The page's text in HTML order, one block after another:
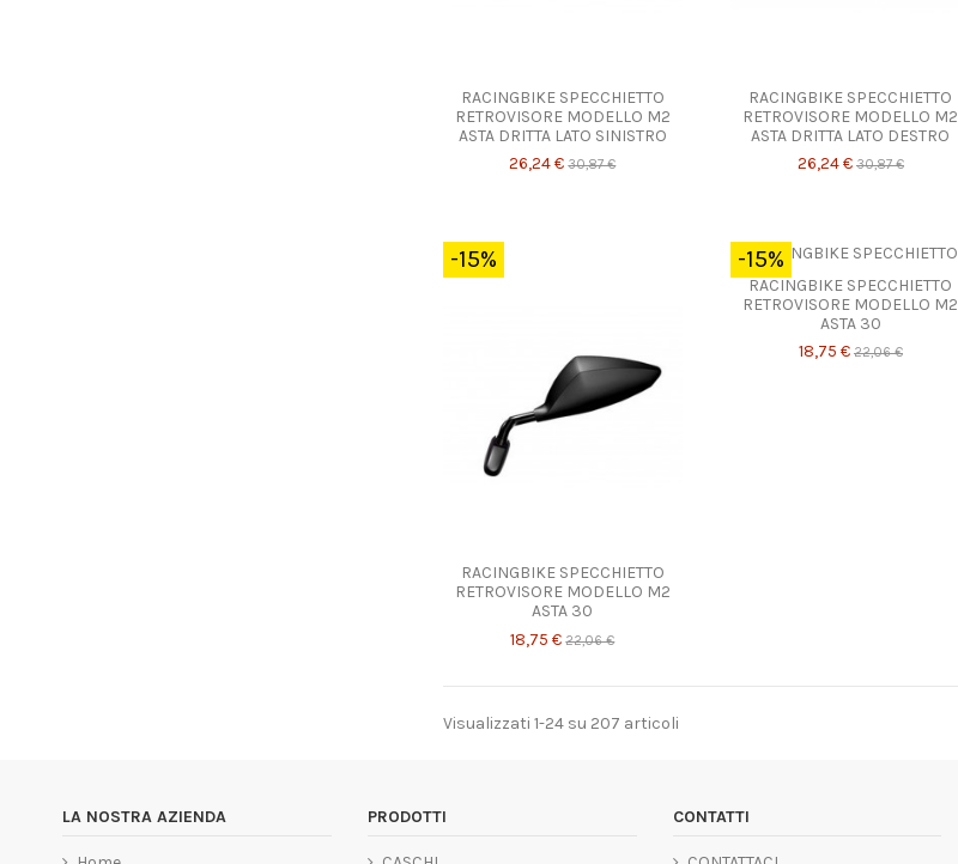
RACINGBIKE SPECCHIETTO
RETROVISORE MODELLO M2
ASTA DRITTA LATO SINISTRO
26,24 € 30,87 €
RACINGBIKE SPECCHIETTO
RETROVISORE MODELLO M2
ASTA DRITTA LATO DESTRO
26,24 € 30,87 €
-15%
RACINGBIKE SPECCHIETTO
RETROVISORE MODELLO M2
ASTA 30
18,75 € 22,06 €
-15%
RACINGBIKE SPECCHIETTO
RETROVISORE MODELLO M2
ASTA 30
18,75 € 22,06 €
Visualizzati 1-24 su 207 articoli
LA NOSTRA AZIENDA PRODOTTI CONTATTI